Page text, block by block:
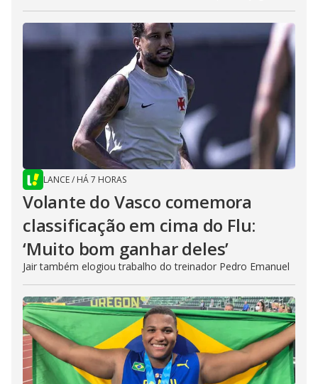
LANCE/ HÁ 7 HORAS
Volante do Vasco comemora
classificação em cima do Flu:
‘Muito bom ganhar deles’
Jair também elogiou trabalho do treinador Pedro Emanuel